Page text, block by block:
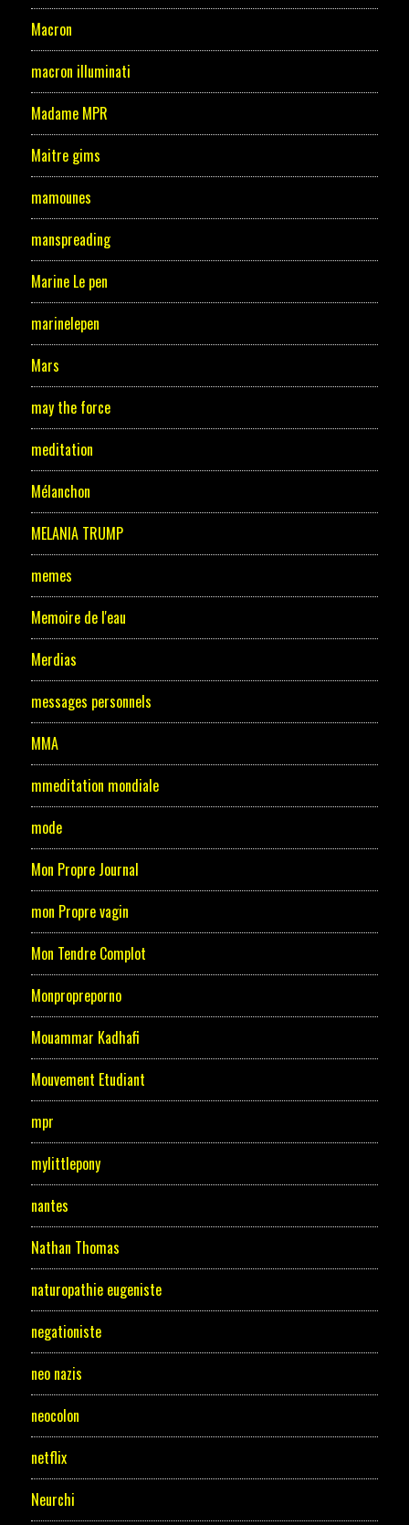
Macron
macron illuminati
Madame MPR
Maitre gims
mamounes
manspreading
Marine Le pen
marinelepen
Mars
may the force
meditation
Mélanchon
MELANIA TRUMP
memes
Memoire de l'eau
Merdias
messages personnels
MMA
mmeditation mondiale
mode
Mon Propre Journal
mon Propre vagin
Mon Tendre Complot
Monpropreporno
Mouammar Kadhafi
Mouvement Etudiant
mpr
mylittlepony
nantes
Nathan Thomas
naturopathie eugeniste
negationiste
neo nazis
neocolon
netflix
Neurchi